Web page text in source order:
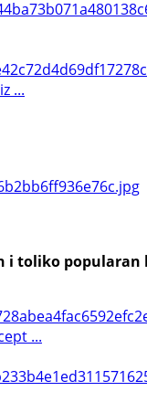
...
toliko popularan
...